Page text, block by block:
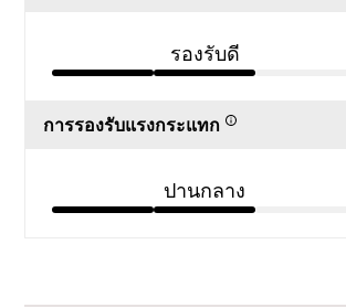
รองรับดี
การรองรับแรงกระแทก
ปานกลาง